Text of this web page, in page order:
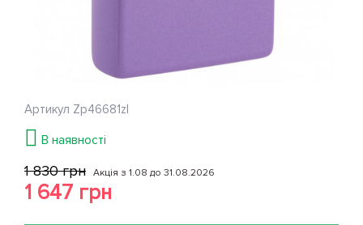
Артикул Zp46681zl
В наявності
1 830 грн Акція з 1.08 до 31.08.2026
1 647 грн